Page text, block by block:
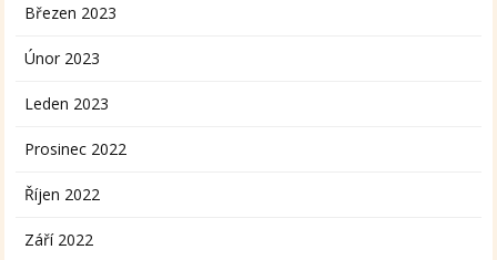
Březen 2023
Únor 2023
Leden 2023
Prosinec 2022
Říjen 2022
Září 2022